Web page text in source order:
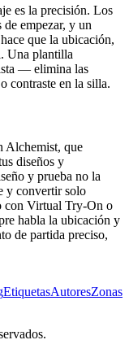
es la precisión. Los
empezar, y un
que la ubicación,
Una plantilla
— elimina las
contraste en la silla.
Alchemist, que
diseños y
y prueba no la
y convertir solo
con Virtual Try-On o
habla la ubicación y
de partida preciso,
EtiquetasAutoresZonas